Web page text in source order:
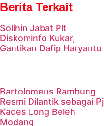
Berita Terkait
Solihin Jabat Plt
Diskominfo Kukar,
Gantikan Dafip Haryanto
Bartolomeus Rambung
Resmi Dilantik sebagai Pj
Kades Long Beleh
Modang